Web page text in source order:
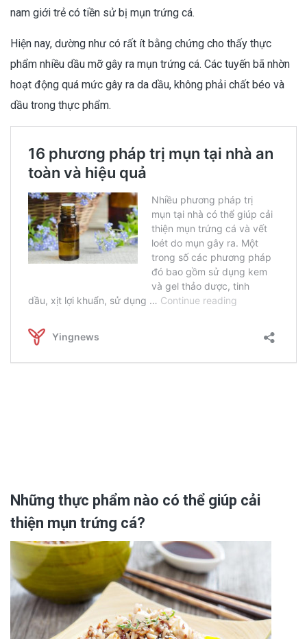
nam giới trẻ có tiền sử bị mụn trứng cá.
Hiện nay, dường như có rất ít bằng chứng cho thấy thực
phẩm nhiều dầu mỡ gây ra mụn trứng cá. Các tuyến bã nhờn
hoạt động quá mức gây ra da dầu, không phải chất béo và
dầu trong thực phẩm.
Những thực phẩm nào có thể giúp cải
thiện mụn trứng cá?